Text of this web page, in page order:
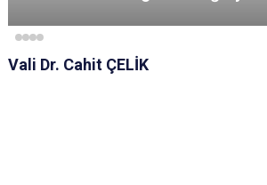
Vali Dr. Cahit ÇELİK